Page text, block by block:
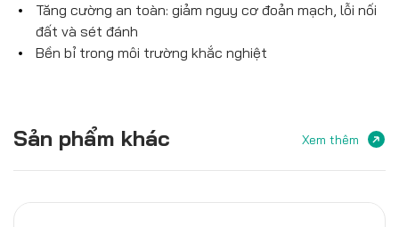
Tăng cường an toàn: giảm nguy cơ đoản mạch, lỗi nối
đất và sét đánh
Bền bỉ trong môi trường khắc nghiệt
Sản phẩm khác Xem thêm